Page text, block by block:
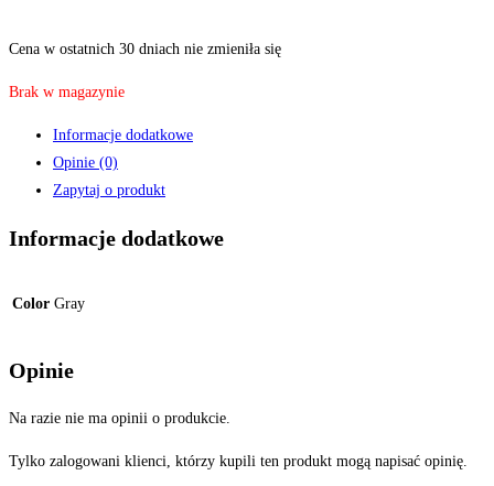
Cena w ostatnich 30 dniach nie zmieniła się
Brak w magazynie
Informacje dodatkowe
Opinie (0)
Zapytaj o produkt
Informacje dodatkowe
Color Gray
Opinie
Na razie nie ma opinii o produkcie.
Tylko zalogowani klienci, którzy kupili ten produkt mogą napisać opinię.